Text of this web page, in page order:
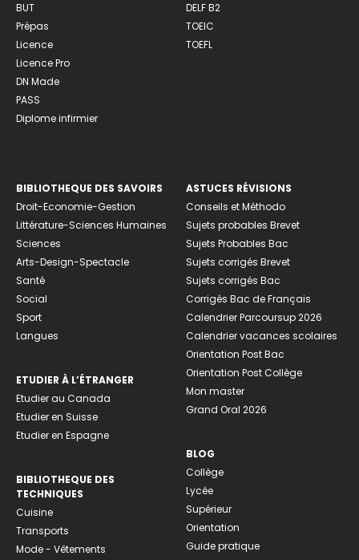
BUT
Prépas
Licence
Licence Pro
DN Made
PASS
Diplome infirmier
DELF B2
TOEIC
TOEFL
BIBLIOTHEQUE DES SAVOIRS
Droit-Economie-Gestion
Littérature-Sciences Humaines
Sciences
Arts-Design-Spectacle
Santé
Social
Sport
Langues
ETUDIER À L’ÉTRANGER
Etudier au Canada
Etudier en Suisse
Etudier en Espagne
BIBLIOTHEQUE DES
TECHNIQUES
Cuisine
Transports
Mode - Vêtements
ASTUCES RÉVISIONS
Conseils et Méthodo
Sujets probables Brevet
Sujets Probables Bac
Sujets corrigés Brevet
Sujets corrigés Bac
Corrigés Bac de Français
Calendrier Parcoursup 2026
Calendrier vacances scolaires
Orientation Post Bac
Orientation Post Collège
Mon master
Grand Oral 2026
BLOG
Collège
Lycée
Supérieur
Orientation
Guide pratique